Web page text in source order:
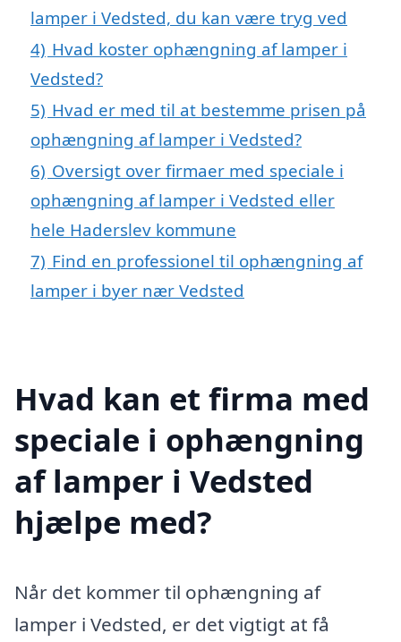
lamper i Vedsted, du kan være tryg ved
4) Hvad koster ophængning af lamper i
Vedsted?
5) Hvad er med til at bestemme prisen på
ophængning af lamper i Vedsted?
6) Oversigt over firmaer med speciale i
ophængning af lamper i Vedsted eller
hele Haderslev kommune
7) Find en professionel til ophængning af
lamper i byer nær Vedsted
Hvad kan et firma med
speciale i ophængning
af lamper i Vedsted
hjælpe med?
Når det kommer til ophængning af
lamper i Vedsted, er det vigtigt at få